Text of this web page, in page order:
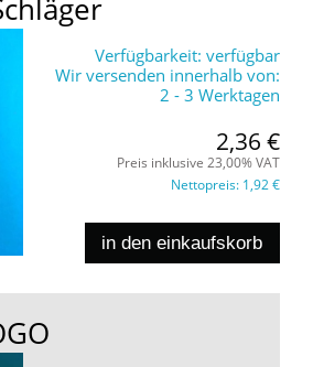
Verfügbarkeit: verfügbar
Wir versenden innerhalb von:
2 - 3 Werktagen
2,36 €
Preis inklusive 23,00% VAT
Nettopreis: 1,92 €
in den einkaufskorb